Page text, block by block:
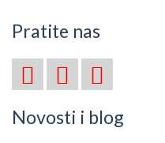
Pratite nas
Novosti i blog